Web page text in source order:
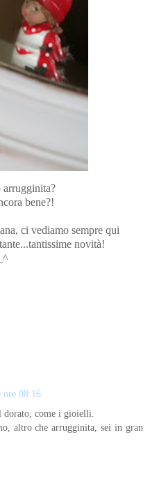
arrugginita?
bene?!
ci vediamo sempre qui
novità!
ore 08:16
dorato, come i gioielli.
altro che arrugginita, sei in gran